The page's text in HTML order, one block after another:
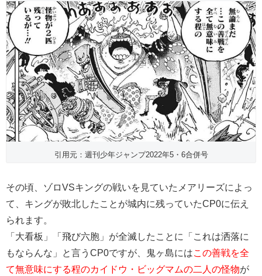
引用元：週刊少年ジャンプ2022年5・6合併号
その頃、ゾロVSキングの戦いを見ていたメアリーズによっ
て、キングが敗北したことが城内に残っていたCP0に伝え
られます。
「大看板」「飛び六胞」が全滅したことに「これは洒落に
もならんな」と言うCP0ですが、鬼ヶ島にはこの善戦を全
て無意味にする程のカイドウ・ビッグマムの二人の怪物が